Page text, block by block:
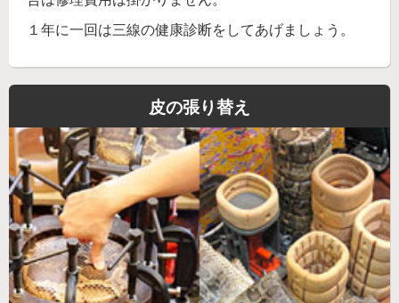
１年に一回は三線の健康診断をしてあげましょう。
皮の張り替え